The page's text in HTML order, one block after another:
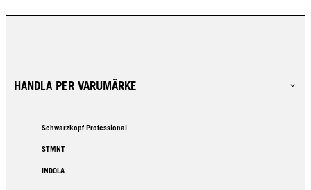
HANDLA PER VARUMÄRKE
Schwarzkopf Professional
STMNT
INDOLA